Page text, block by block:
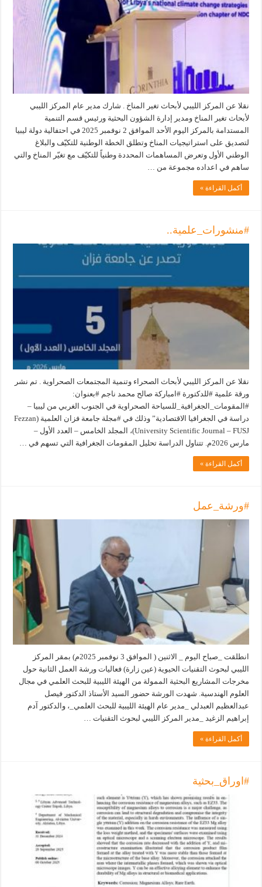
نقلا عن المركز الليبي لأبحاث تغير المناخ . شارك مدير عام المركز الليبي
لأبحاث تغير المناخ ومدير إدارة الشؤون البحثية ورئيس قسم التنمية
المستدامة بالمركز اليوم الأحد الموافق 2 نوفمبر 2025 في احتفالية دولة ليبيا
لتصديق على استراتيجيات المناخ وتطلق الخطة الوطنية للتكيّف والبلاغ
الوطني الأول وتعرض المساهمات المحددة وطنياً للتكيّف مع تغيّر المناخ والتي
ساهم في اعداده مجموعة من …
أكمل القراءة »
#منشورات_علمية..
نقلا عن المركز الليبي لأبحاث الصحراء وتنمية المجتمعات الصحراوية . تم نشر
ورقة علمية #للدكتورة #امباركة صالح محمد ناجم #بعنوان:
#المقومات_الجغرافية_للسياحة الصحراوية في الجنوب الغربي من ليبيا –
دراسة في الجغرافيا الاقتصادية” وذلك في #مجلة جامعة فزان العلمية (Fezzan
University Scientific Journal – FUSJ)، المجلد الخامس – العدد الأول –
مارس 2026م. تتناول الدراسة تحليل المقومات الجغرافية التي تسهم في …
أكمل القراءة »
#ورشة_عمل
انطلقت _صباح اليوم _ الاثنين ( الموافق 3 نوفمبر 2025م) بمقر المركز
الليبي لبحوث التقنيات الحيوية (عين زارة) فعاليات ورشة العمل الثانية حول
مخرجات المشاريع البحثية الممولة من الهيئة الليبية للبحث العلمي في مجال
العلوم الهندسية. شهدت الورشة حضور السيد الأستاذ الدكتور فيصل
عبدالعظيم العبدلي _مدير عام الهيئة الليبية للبحث العلمي_، والدكتور آدم
إبراهيم الزغيد _مدير المركز الليبي لبحوث التقنيات …
أكمل القراءة »
#اوراق_بحثية